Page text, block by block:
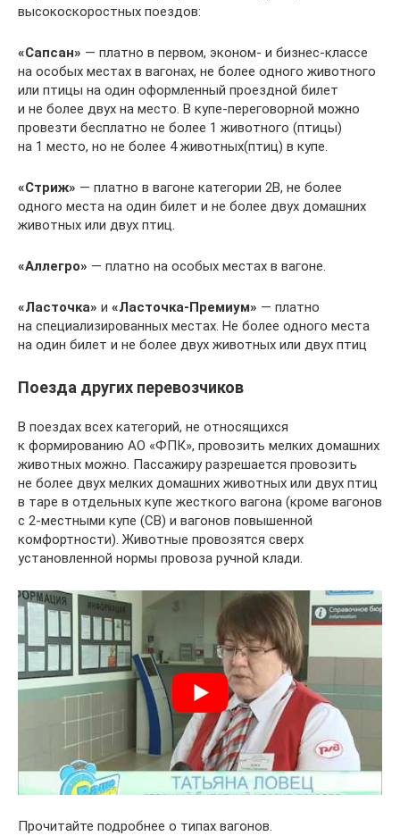
высокоскоростных поездов:
«Сапсан» — платно в первом, эконом- и бизнес-классе
на особых местах в вагонах, не более одного животного
или птицы на один оформленный проездной билет
и не более двух на место. В купе-переговорной можно
провезти бесплатно не более 1 животного (птицы)
на 1 место, но не более 4 животных(птиц) в купе.
«Стриж» — платно в вагоне категории 2В, не более
одного места на один билет и не более двух домашних
животных или двух птиц.
«Аллегро» — платно на особых местах в вагоне.
«Ласточка» и «Ласточка-Премиум» — платно
на специализированных местах. Не более одного места
на один билет и не более двух животных или двух птиц
Поезда других перевозчиков
В поездах всех категорий, не относящихся
к формированию АО «ФПК», провозить мелких домашних
животных можно. Пассажиру разрешается провозить
не более двух мелких домашних животных или двух птиц
в таре в отдельных купе жесткого вагона (кроме вагонов
с 2-местными купе (СВ) и вагонов повышенной
комфортности). Животные провозятся сверх
установленной нормы провоза ручной клади.
Прочитайте подробнее о типах вагонов.